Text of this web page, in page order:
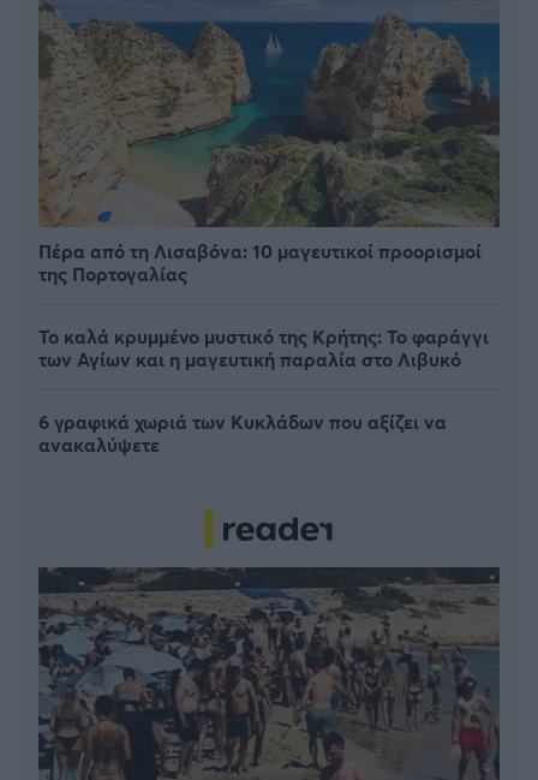
Πέρα από τη Λισαβόνα: 10 μαγευτικοί προορισμοί
της Πορτογαλίας
Το καλά κρυμμένο μυστικό της Κρήτης: Το φαράγγι
των Αγίων και η μαγευτική παραλία στο Λιβυκό
6 γραφικά χωριά των Κυκλάδων που αξίζει να
ανακαλύψετε